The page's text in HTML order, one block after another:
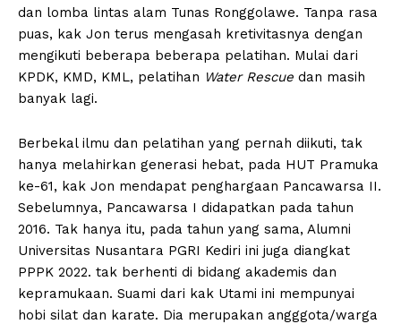
dan lomba lintas alam Tunas Ronggolawe. Tanpa rasa
puas, kak Jon terus mengasah kretivitasnya dengan
mengikuti beberapa beberapa pelatihan. Mulai dari
KPDK, KMD, KML, pelatihan Water Rescue dan masih
banyak lagi.
Berbekal ilmu dan pelatihan yang pernah diikuti, tak
hanya melahirkan generasi hebat, pada HUT Pramuka
ke-61, kak Jon mendapat penghargaan Pancawarsa II.
Sebelumnya, Pancawarsa I didapatkan pada tahun
2016. Tak hanya itu, pada tahun yang sama, Alumni
Universitas Nusantara PGRI Kediri ini juga diangkat
PPPK 2022. tak berhenti di bidang akademis dan
kepramukaan. Suami dari kak Utami ini mempunyai
hobi silat dan karate. Dia merupakan angggota/warga